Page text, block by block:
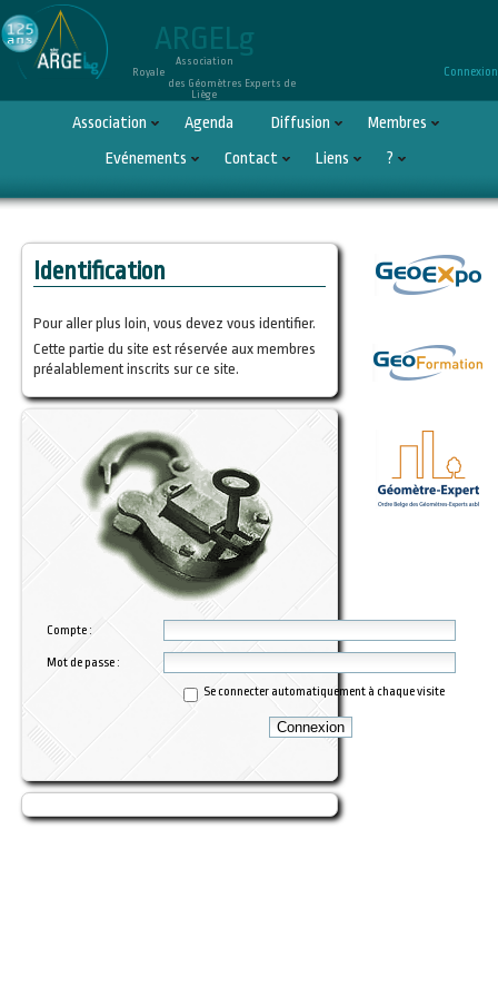
ARGELg
Association
Royale
des Géomètres Experts de
Liège
Connexion
Association Agenda Diffusion
Membres
Evénements
Contact Liens ?
Identification
Pour aller plus loin, vous devez vous identifier.
Cette partie du site est réservée aux membres
préalablement inscrits sur ce site.
Compte :
Mot de passe :
Se connecter automatiquement à chaque visite